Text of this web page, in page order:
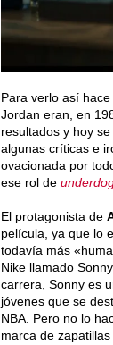
Para verlo así
Jordan eran, en
resultados y hoy
algunas críticas e
ovacionada por
ese rol de
El protagonista de
película, ya que lo
todavía más
Nike llamado
carrera, Sonny es
jóvenes que se
NBA. Pero no lo
marca de